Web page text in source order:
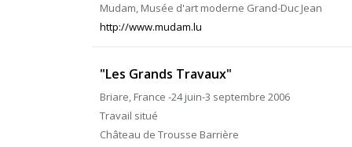
Mudam, Musée d'art moderne Grand-Duc Jean
http://www.mudam.lu
"Les Grands Travaux"
Briare, France -24 juin-3 septembre 2006
Travail situé
Château de Trousse Barrière